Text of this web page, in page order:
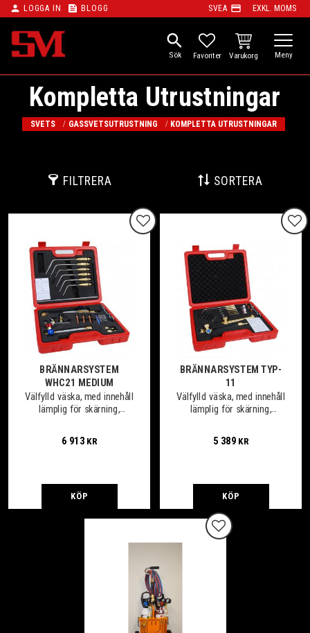
Meny
person LOGGA IN feed BLOGG SVEA payment EXKL. MOMS
search
FAVORITER
KUNDVAGN
Kompletta Utrustningar
SVETS GASSVETSUTRUSTNING KOMPLETTA UTRUSTNINGAR
FILTRERA SORTERA
BRÄNNARSYSTEM
WHC21 MEDIUM
Välfylld väska, med innehåll
lämplig för skärning,
6 913KR
Lägg till i favoriter
KÖP
BRÄNNARSYSTEM TYP-
11
Välfylld väska, med innehåll
lämplig för skärning,
5 389KR
KÖP
Lägg till i favoriter